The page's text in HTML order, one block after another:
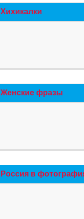
Хихикалки
Женские фразы
Россия в